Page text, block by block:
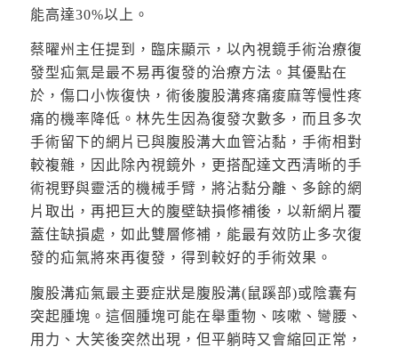
能高達30%以上。
蔡曜州主任提到，臨床顯示，以內視鏡手術治療復
發型疝氣是最不易再復發的治療方法。其優點在
於，傷口小恢復快，術後腹股溝疼痛痠麻等慢性疼
痛的機率降低。林先生因為復發次數多，而且多次
手術留下的網片已與腹股溝大血管沾黏，手術相對
較複雜，因此除內視鏡外，更搭配達文西清晰的手
術視野與靈活的機械手臂，將沾黏分離、多餘的網
片取出，再把巨大的腹壁缺損修補後，以新網片覆
蓋住缺損處，如此雙層修補，能最有效防止多次復
發的疝氣將來再復發，得到較好的手術效果。
腹股溝疝氣最主要症狀是腹股溝(鼠蹊部)或陰囊有
突起腫塊。這個腫塊可能在舉重物、咳嗽、彎腰、
用力、大笑後突然出現，但平躺時又會縮回正常，